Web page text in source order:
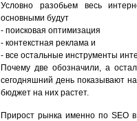
Условно разобьем весь
основными будут
- поисковая оптимизация
- контекстная реклама и
- все остальные инструменты
Почему две обозначили, а
сегодняшний день показывают
бюджет на них растет.
Прирост рынка именно по SEO